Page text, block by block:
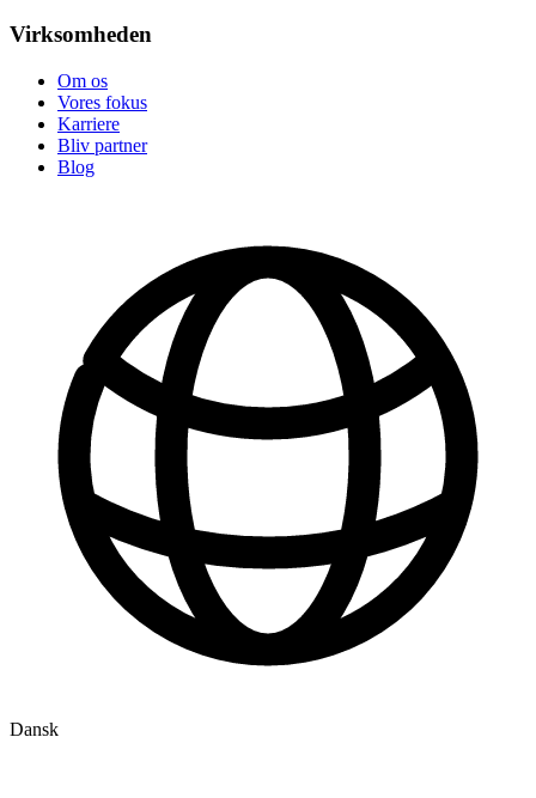
Virksomheden
Om os
Vores fokus
Karriere
Bliv partner
Blog
Dansk